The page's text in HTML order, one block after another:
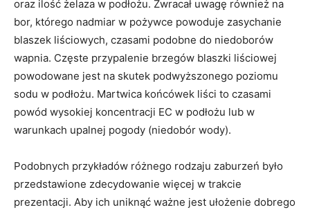
oraz ilość żelaza w podłożu. Zwracał uwagę również na
bor, którego nadmiar w pożywce powoduje zasychanie
blaszek liściowych, czasami podobne do niedoborów
wapnia. Częste przypalenie brzegów blaszki liściowej
powodowane jest na skutek podwyższonego poziomu
sodu w podłożu. Martwica końcówek liści to czasami
powód wysokiej koncentracji EC w podłożu lub w
warunkach upalnej pogody (niedobór wody).
Podobnych przykładów różnego rodzaju zaburzeń było
przedstawione zdecydowanie więcej w trakcie
prezentacji. Aby ich uniknąć ważne jest ułożenie dobrego